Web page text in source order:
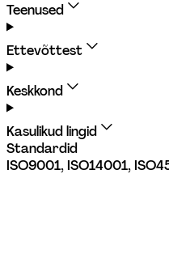
Teenused
Ettevõttest
Keskkond
Kasulikud lingid
Standardid
ISO9001, ISO14001,